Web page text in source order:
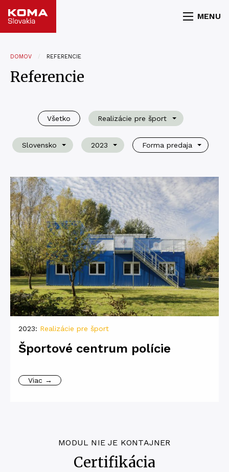
MENU
DOMOV REFERENCIE
Referencie
Všetko Realizácie pre šport
Slovensko 2023 Forma predaja
2023: Realizácie pre šport
Športové centrum polície
Viac →
MODUL NIE JE KONTAJNER
Certifikácia